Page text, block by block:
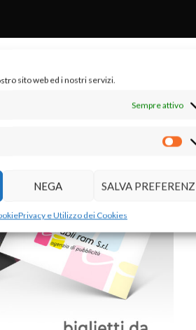
sito web ed i nostri servizi.
Sempre attivo
NEGA SALVA
Privacy e Utilizzo dei Cookies
Show